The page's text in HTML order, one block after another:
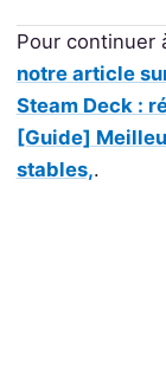
Pour continuer
notre article
Steam Deck :
[Guide]
stables,.